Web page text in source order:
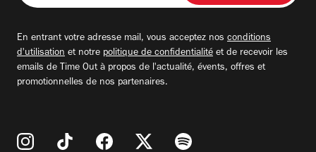
adresse
En entrant votre adresse mail, vous acceptez nos conditions
d'utilisation et notre politique de confidentialité et de recevoir les
emails de Time Out à propos de l'actualité, évents, offres et
promotionnelles de nos partenaires.